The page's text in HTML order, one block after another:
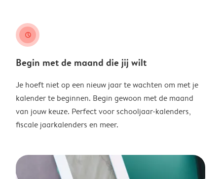
clock
Begin met de maand die jij wilt
Je hoeft niet op een nieuw jaar te wachten om met je
kalender te beginnen. Begin gewoon met de maand
van jouw keuze. Perfect voor schooljaar-kalenders,
fiscale jaarkalenders en meer.